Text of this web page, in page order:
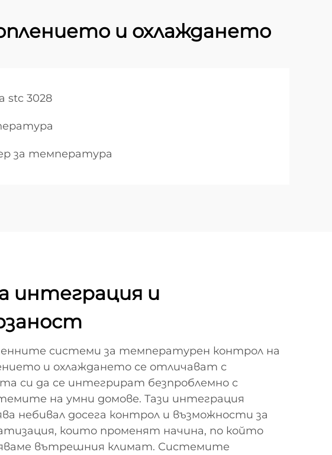
и охлаждането
stc 3028
за температура
интеграция и
системи за температурен контрол на
и охлаждането се отличават с
си да се интегрират безпроблемно с
на умни домове. Тази интеграция
небивал досега контрол и възможности за
които променят начина, по който
вътрешния климат. Системите